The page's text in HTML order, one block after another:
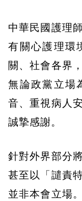
中華民國護理
有關心護理環
關、社會各界
無論政黨立場
音、重視病人
誠摯感謝。
針對外界部分
甚至以「譴責
並非本會立場